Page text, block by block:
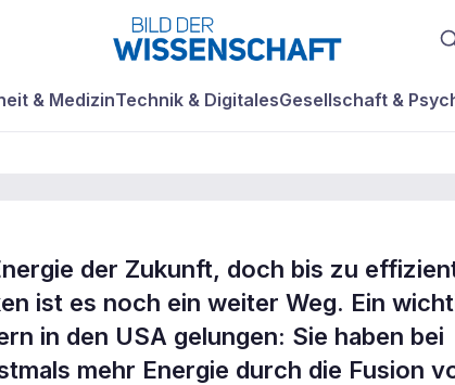
& MedizinTechnik & DigitalesGesellschaft &
der Zukunft, doch bis zu
ist es noch ein weiter Weg. Ein
in den USA gelungen: Sie haben bei
mehr Energie durch die Fusion